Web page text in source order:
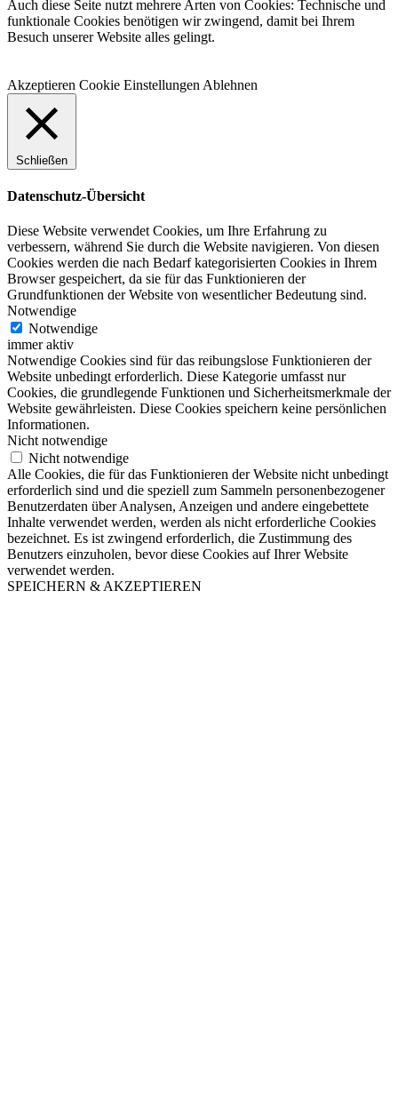
Mail
Auch diese Seite nutzt mehrere Arten von Cookies: Technische und
funktionale Cookies benötigen wir zwingend, damit bei Ihrem
Besuch unserer Website alles gelingt.
Akzeptieren Cookie Einstellungen Ablehnen
Schließen
Datenschutz-Übersicht
Diese Website verwendet Cookies, um Ihre Erfahrung zu
verbessern, während Sie durch die Website navigieren. Von diesen
Cookies werden die nach Bedarf kategorisierten Cookies in Ihrem
Browser gespeichert, da sie für das Funktionieren der
Grundfunktionen der Website von wesentlicher Bedeutung sind.
Notwendige
Notwendige
immer aktiv
Notwendige Cookies sind für das reibungslose Funktionieren der
Website unbedingt erforderlich. Diese Kategorie umfasst nur
Cookies, die grundlegende Funktionen und Sicherheitsmerkmale der
Website gewährleisten. Diese Cookies speichern keine persönlichen
Informationen.
Nicht notwendige
Nicht notwendige
Alle Cookies, die für das Funktionieren der Website nicht unbedingt
erforderlich sind und die speziell zum Sammeln personenbezogener
Benutzerdaten über Analysen, Anzeigen und andere eingebettete
Inhalte verwendet werden, werden als nicht erforderliche Cookies
bezeichnet. Es ist zwingend erforderlich, die Zustimmung des
Benutzers einzuholen, bevor diese Cookies auf Ihrer Website
verwendet werden.
SPEICHERN & AKZEPTIEREN